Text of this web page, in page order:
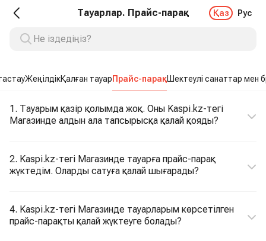
Тауарлар. Прайс-парақ Қаз Рус
ЖеңілдікҚалған тауарПрайс-парақШектеулі санаттар мен
1. Тауарым қазір қолымда жоқ. Оны Kaspi.kz-тегі
Магазинде алдын ала тапсырысқа қалай қояды?
2. Kaspi.kz-тегі Магазинде тауарға прайс-парақ
жүктедім. Оларды сатуға қалай шығарады?
4. Kaspi.kz-тегі Магазинде тауарларым көрсетілген
прайс-парақты қалай жүктеуге болады?